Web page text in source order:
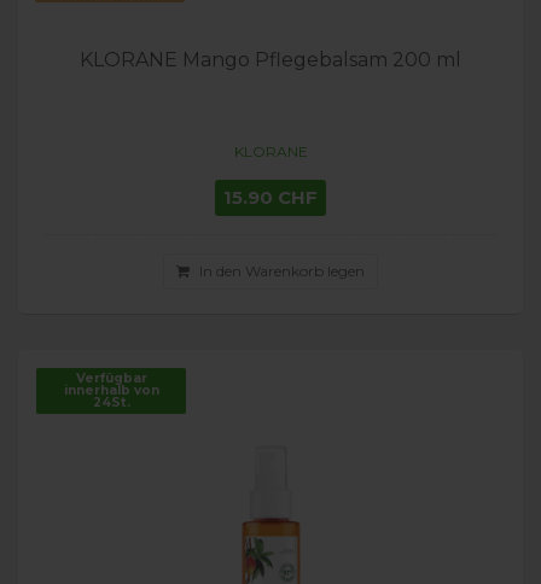
KLORANE Mango Pflegebalsam 200 ml
KLORANE
15.90 CHF
In den Warenkorb legen
Verfügbar
innerhalb von
24St.